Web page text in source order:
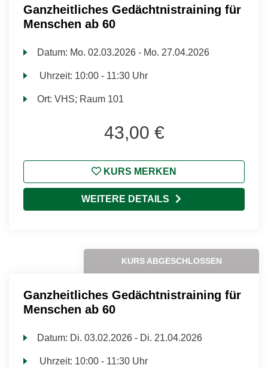
Ganzheitliches Gedächtnistraining für
Menschen ab 60
Datum: Mo. 02.03.2026 - Mo. 27.04.2026
Uhrzeit: 10:00 - 11:30 Uhr
Ort:VHS; Raum 101
43,00 €
KURS MERKEN
WEITERE DETAILS
KURS ABGESCHLOSSEN
Ganzheitliches Gedächtnistraining für
Menschen ab 60
Datum: Di. 03.02.2026 - Di. 21.04.2026
Uhrzeit: 10:00 - 11:30 Uhr